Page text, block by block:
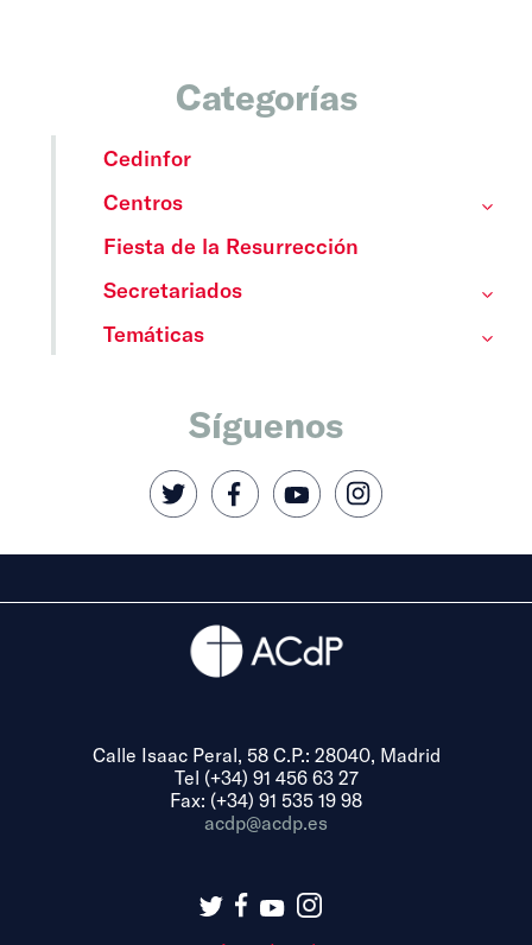
Categorías
Cedinfor
Centros
Fiesta de la Resurrección
Secretariados
Temáticas
Síguenos
Calle Isaac Peral, 58 C.P.: 28040, Madrid
Tel (+34) 91 456 63 27
Fax: (+34) 91 535 19 98
acdp@acdp.es